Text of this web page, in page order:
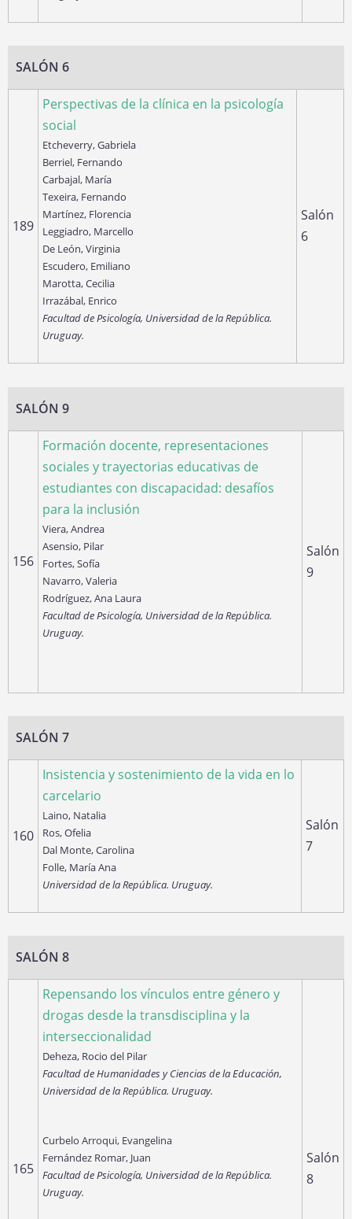
SALÓN 6
189
Perspectivas de la clínica en la psicología
social
Etcheverry, Gabriela
Berriel, Fernando
Carbajal, María
Texeira, Fernando
Martínez, Florencia
Leggiadro, Marcello
De León, Virginia
Escudero, Emiliano
Marotta, Cecilia
Irrazábal, Enrico
Facultad de Psicología, Universidad de la República.
Uruguay.
Salón
6
SALÓN 9
156
Formación docente, representaciones
sociales y trayectorias educativas de
estudiantes con discapacidad: desafíos
para la inclusión
Viera, Andrea
Asensio, Pilar
Fortes, Sofía
Navarro, Valeria
Rodríguez, Ana Laura
Facultad de Psicología, Universidad de la República.
Uruguay.
Salón
9
SALÓN 7
160
Insistencia y sostenimiento de la vida en lo
carcelario
Laino, Natalia
Ros, Ofelia
Dal Monte, Carolina
Folle, María Ana
Universidad de la República. Uruguay.
Salón
7
SALÓN 8
165
Repensando los vínculos entre género y
drogas desde la transdisciplina y la
interseccionalidad
Deheza, Rocio del Pilar
Facultad de Humanidades y Ciencias de la Educación,
Universidad de la República. Uruguay.
Curbelo Arroqui, Evangelina
Fernández Romar, Juan
Facultad de Psicología, Universidad de la República.
Uruguay.
Salón
8